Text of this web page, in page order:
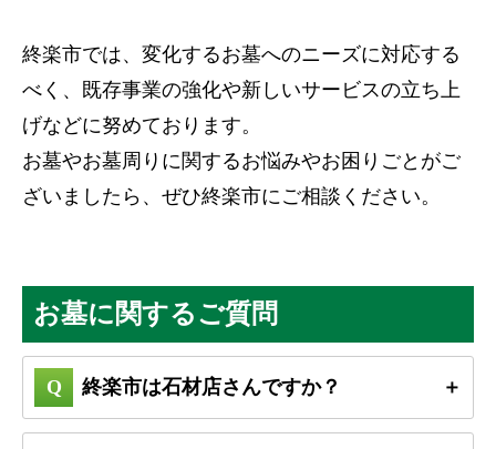
終楽市では、変化するお墓へのニーズに対応する
べく、既存事業の強化や新しいサービスの立ち上
げなどに努めております。
お墓やお墓周りに関するお悩みやお困りごとがご
ざいましたら、ぜひ終楽市にご相談ください。
お墓に関するご質問
終楽市は石材店さんですか？